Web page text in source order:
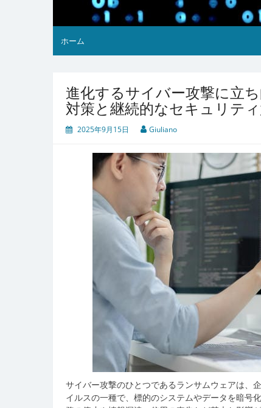
ホーム
進化するサイバー攻撃に立
対策と継続的なセキュリテ
2025年9月15日 Giuliano
サイバー攻撃のひとつであるランサムウェアは、
イルスの一種で、標的のシステムやデータを暗号